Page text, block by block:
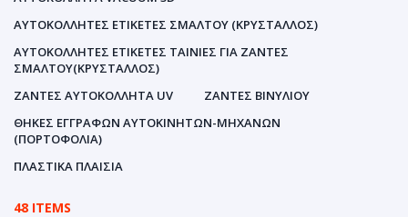
ΑΥΤΟΚΌΛΛΗΤΕΣ ΕΤΙΚΈΤΕΣ ΣΜΆΛΤΟΥ (ΚΡΥΣΤΑΛΛΟΣ)
ΑΥΤΟΚΌΛΛΗΤΕΣ ΕΤΙΚΈΤΕΣ ΤΑΙΝΊΕΣ ΓΙΑ ΖΆΝΤΕΣ
ΣΜΆΛΤΟΥ(ΚΡΎΣΤΑΛΛΟΣ)
ΖΆΝΤΕΣ ΑΥΤΟΚΌΛΛΗΤΑ UV
ΖΆΝΤΕΣ ΒΙΝΥΛΊΟΥ
ΘΉΚΕΣ ΕΓΓΡΆΦΩΝ ΑΥΤΟΚΙΝΗΤΩΝ-ΜΗΧΑΝΩΝ
(ΠΟΡΤΟΦΌΛΙΑ)
ΠΛΑΣΤΙΚΆ ΠΛΑΊΣΙΑ
48 ITEMS